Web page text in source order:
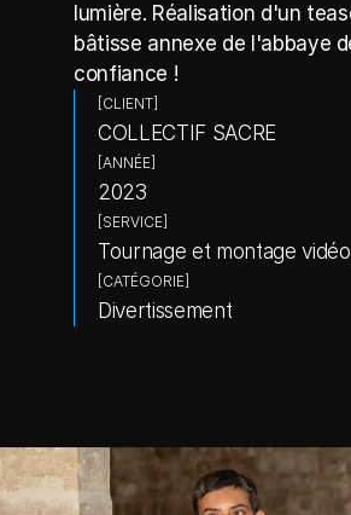
lumière. Réalisation d'un
bâtisse annexe de l'abbaye
confiance !
[CLIENT]
COLLECTIF SACRE
[ANNÉE]
2023
[SERVICE]
Tournage et montage vidéo
[CATÉGORIE]
Divertissement